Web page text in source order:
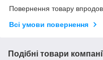
Повернення товару
Всі умови повернення
Подібні товари